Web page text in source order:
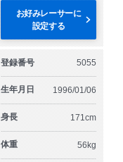
お好みレーサーに
設定する
登録番号 5055
生年月日 1996/01/06
身長 171cm
体重 56kg